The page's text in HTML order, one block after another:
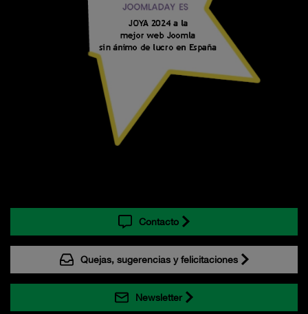
Contacto
Quejas, sugerencias y felicitaciones
Newsletter